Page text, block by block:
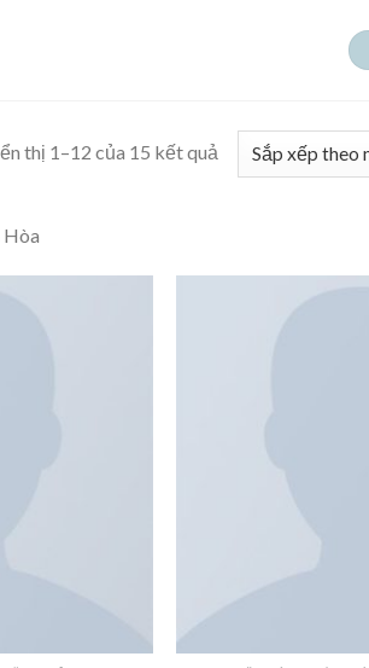
thị 1–12 của 15 kết quảĐã
sắp
mới
Hòa